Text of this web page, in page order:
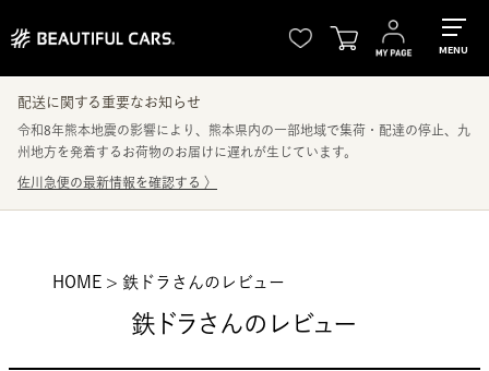
MENU
配送に関する重要なお知らせ
令和8年熊本地震の影響により、熊本県内の一部地域で集荷・配達の停止、九
州地方を発着するお荷物のお届けに遅れが生じています。
佐川急便の最新情報を確認する 〉
HOME 鉄ドラさんのレビュー
鉄ドラさんのレビュー